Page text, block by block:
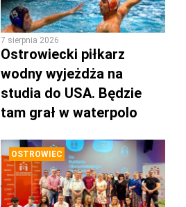
7 sierpnia 2026
Ostrowiecki piłkarz
wodny wyjeżdża na
studia do USA. Będzie
tam grał w waterpolo
OSTROWIEC